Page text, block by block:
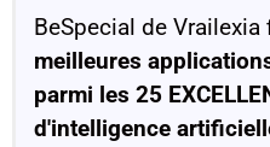
BeSpecial de Vrailexia
meilleures
parmi les 25
d'intelligence